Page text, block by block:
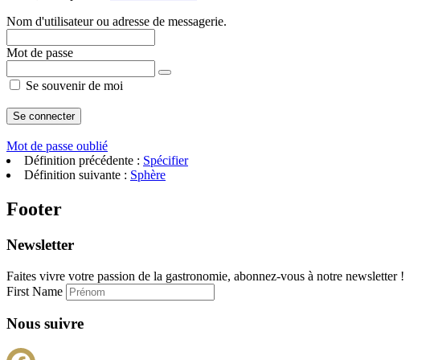
Nom d'utilisateur ou adresse de messagerie.
Mot de passe
Se souvenir de moi
Mot de passe oublié
Définition précédente : Spécifier
Définition suivante : Sphère
Footer
Newsletter
Faites vivre votre passion de la gastronomie, abonnez-vous à notre newsletter !
First Name
Nous suivre